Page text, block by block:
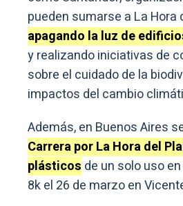
pueden sumarse a La Hora
apagando la luz de
y realizando iniciativas de
sobre el cuidado de la
impactos del cambio
Además, en Buenos Aires
Carrera por La Hora del
plásticos de un solo uso
8k el 26 de marzo en